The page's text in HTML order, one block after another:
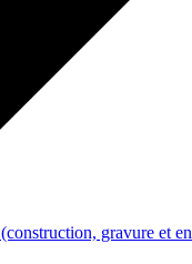
(construction, gravure et